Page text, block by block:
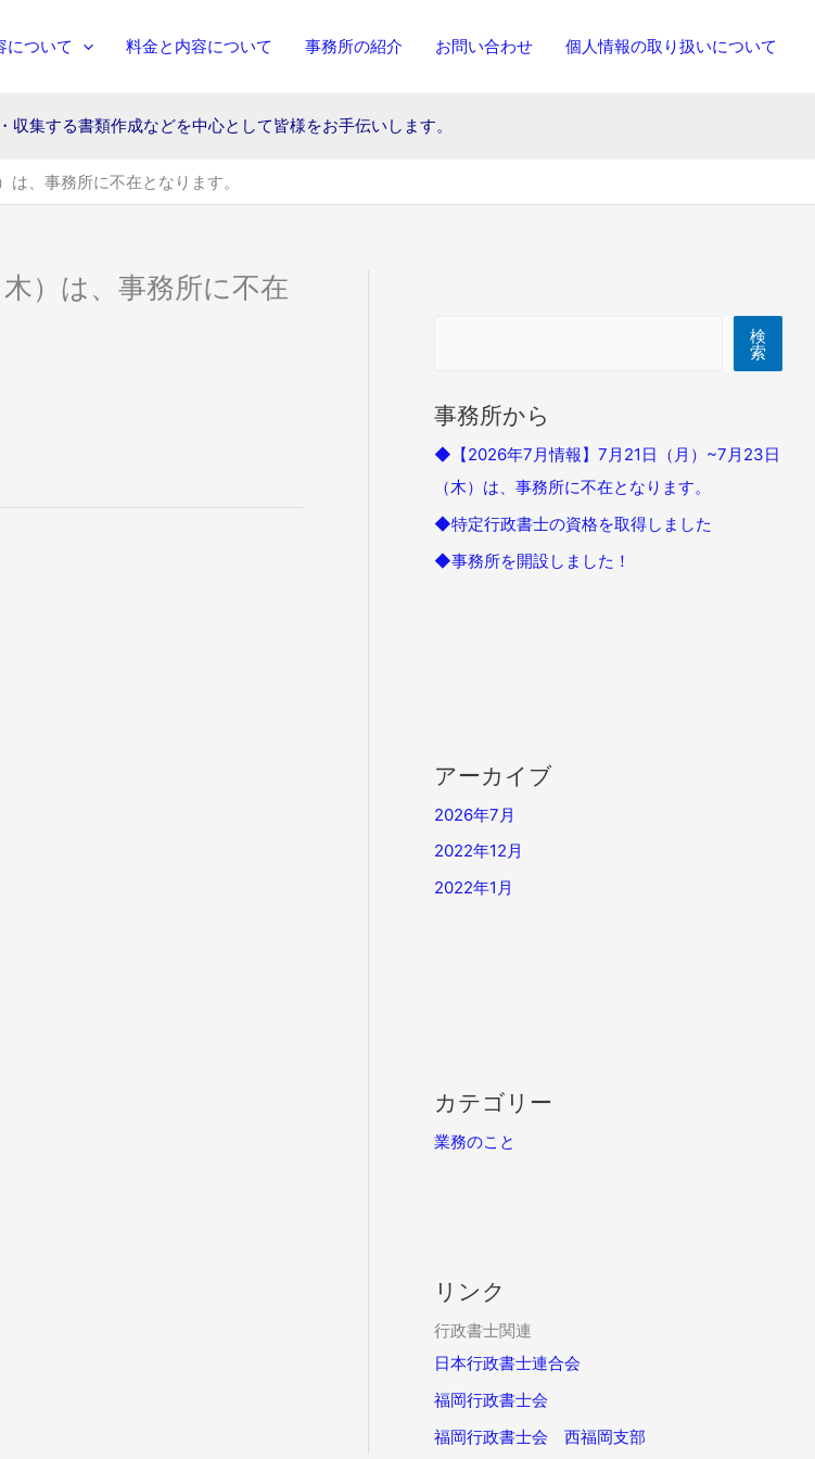
について 料金と内容について 事務所の紹介 お問い合わせ 個人情報の取り扱いについて
収集する書類作成などを中心として皆様をお手伝いします。
、事務所に不在となります。
）は、事務所に不在
検
索
事務所から
◆【2026年7月情報】7月21日（月）~7月23日
（木）は、事務所に不在となります。
◆特定行政書士の資格を取得しました
◆事務所を開設しました！
アーカイブ
2026年7月
2022年12月
2022年1月
カテゴリー
業務のこと
リンク
行政書士関連
日本行政書士連合会
福岡行政書士会
福岡行政書士会 西福岡支部